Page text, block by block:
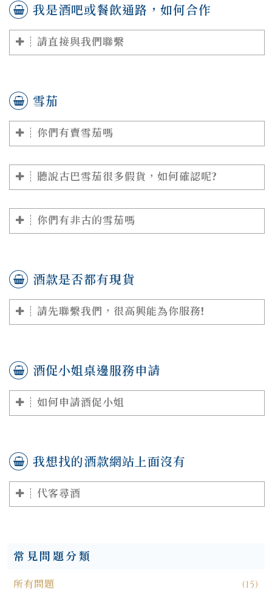
常見問題分類
所有問題 (15)
我是酒吧或餐飲通路，如何合作
請直接與我們聯繫
雪茄
你們有賣雪茄嗎
聽說古巴雪茄很多假貨，如何確認呢?
你們有非古的雪茄嗎
酒款是否都有現貨
請先聯繫我們，很高興能為你服務!
酒促小姐桌邊服務申請
如何申請酒促小姐
我想找的酒款網站上面沒有
代客尋酒